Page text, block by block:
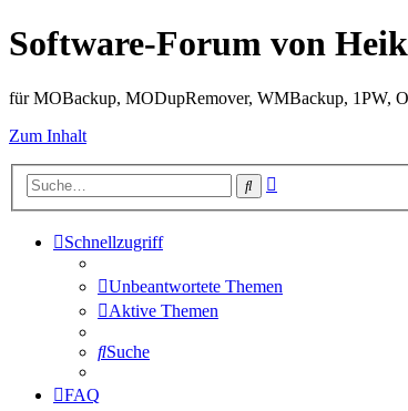
Software-Forum von
für MOBackup, MODupRemover, WMBackup, 1PW,
Zum Inhalt
Suche
Schnellzugriff
Unbeantwortete Themen
Aktive Themen
Suche
FAQ